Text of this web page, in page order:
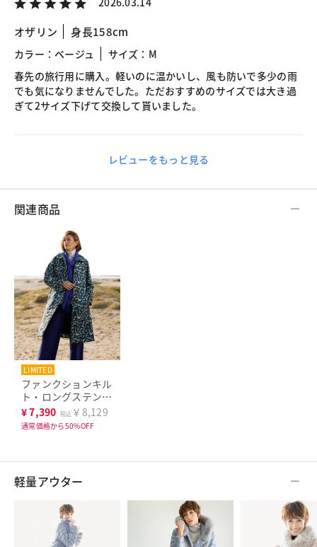
オザリン 身長158cm
カラー：ベージュ
サイズ：M
春先の旅行用に購入。軽いのに温かいし、風も防いで多少の雨
でも気になりませんでした。ただおすすめのサイズでは大き過
ぎて2サイズ下げて交換して貰いました。
レビューをもっと見る
関連商品
LIMITED
ファンクションキル
ト・ロングステンカ
ラー
¥7,390 税込 ￥8,129
通常価格から50%OFF
軽量アウター